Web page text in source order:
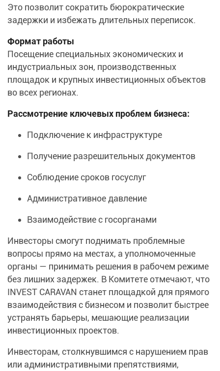
Это позволит сократить бюрократические
задержки и избежать длительных переписок.
Формат работы
Посещение специальных экономических и
индустриальных зон, производственных
площадок и крупных инвестиционных объектов
во всех регионах.
Рассмотрение ключевых проблем бизнеса:
Подключение к инфраструктуре
Получение разрешительных документов
Соблюдение сроков госуслуг
Административное давление
Взаимодействие с госорганами
Инвесторы смогут поднимать проблемные
вопросы прямо на местах, а уполномоченные
органы — принимать решения в рабочем режиме
без лишних задержек. В Комитете отмечают, что
INVEST CARAVAN станет площадкой для прямого
взаимодействия с бизнесом и позволит быстрее
устранять барьеры, мешающие реализации
инвестиционных проектов.
Инвесторам, столкнувшимся с нарушением прав
или административными препятствиями,